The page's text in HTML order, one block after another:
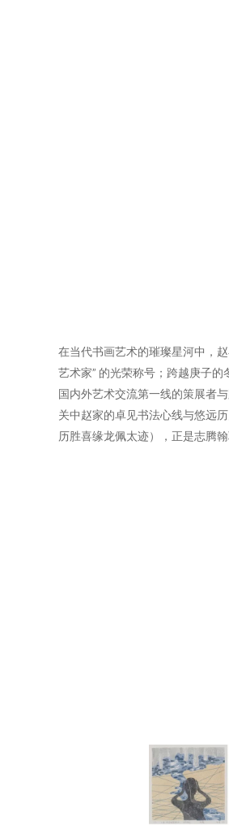
在当代书画艺术的璀璨星河中，
艺术家” 的光荣称号；跨越庚子
国内外艺术交流第一线的策展者
关中赵家的卓见书法心线与悠远
历胜喜缘龙佩太迹），正是志腾